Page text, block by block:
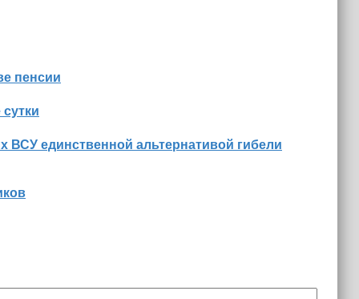
пенсии
ВСУ единственной альтернативой гибели